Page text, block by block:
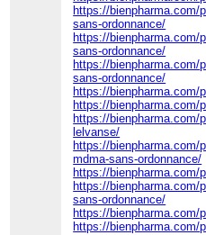
https://bienpharma.com/
sans-ordonnance/
https://bienpharma.com/
sans-ordonnance/
https://bienpharma.com/
sans-ordonnance/
https://bienpharma.com/
https://bienpharma.com/
https://bienpharma.com/
lelvanse/
https://bienpharma.com/
mdma-sans-ordonnance/
https://bienpharma.com/
https://bienpharma.com/
sans-ordonnance/
https://bienpharma.com/
https://bienpharma.com/